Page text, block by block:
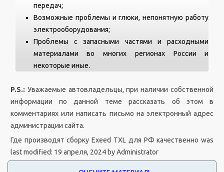
передач;
Возможные проблемы и глюки, непонятную работу
электрооборудования;
Проблемы с запасными частями и расходными
материалами во многих регионах России и
некоторые иные.
P.S.: Уважаемые автовладельцы, при наличии собственной
информации по данной теме рассказать об этом в
комментариях или написать письмо на электронный адрес
администрации сайта.
Где производят сборку Exeed TXL для РФ качественно was
last modified: 19 апреля, 2024byAdministrator